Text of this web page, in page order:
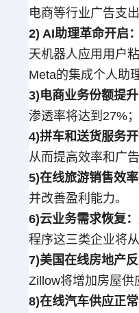
电商等行业广告支
2) AI助理革命开启：
天机器人应用用户
Meta的集成个人助理
3)电商业务份额提升
渗透率将达到27%；
4)拼车和送货服务
从而提高效率和广
5)在线旅游销售效率
并改善盈利能力。
6)云业务需求恢复：
程序这三类企业将
7)美国在线房地产
Zillow将增加房屋供
8)在线汽车供应正常